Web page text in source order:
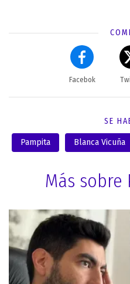
Facebok
SE
Pampita Blanca Vicuña
Más sobre